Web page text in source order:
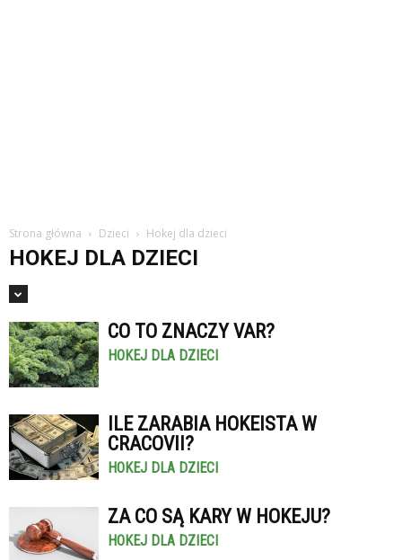
Strona główna Dzieci Hokej dla dzieci
HOKEJ DLA DZIECI
CO TO ZNACZY VAR?
HOKEJ DLA DZIECI
ILE ZARABIA HOKEISTA W
CRACOVII?
HOKEJ DLA DZIECI
ZA CO SĄ KARY W HOKEJU?
HOKEJ DLA DZIECI